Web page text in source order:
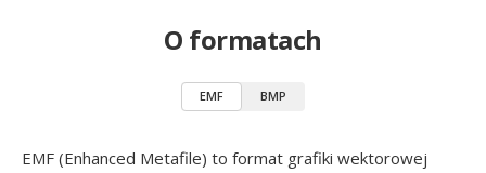
O formatach
EMF BMP
EMF (Enhanced Metafile) to format grafiki wektorowej